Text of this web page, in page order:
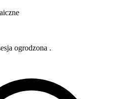
ogrodzona .